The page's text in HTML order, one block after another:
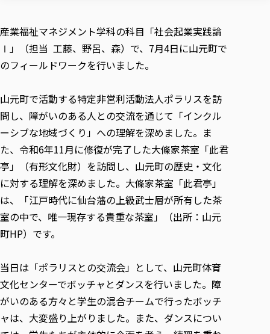
教職員募集
役員・評議員一覧
研究活動における不正行為の防止等に関する対応
大学広報誌「TFU Newsletter 東北福祉大学通信」
初年次教育（リエゾンゼミⅠ）について
お役立ち情報（リンク集）
放射線モニタリング測定結果（国見キャンパス）
事業計画／財務・事業報告
大学評価
IR情報
教職課程における情報の公表
学部・学科等設置計画履行状況報告書
情報公開規程
リハビリテーション学科
医療経営管理学科
情報福祉マネジメント学科
仏教専修科
大学院
大学院
総合福祉学研究科 社会福祉学専攻 修士課程
総合福祉学研究科 社会福祉学専攻 博士課程
総合福祉学研究科 福祉心理学専攻 修士課程
教育学研究科 教育学専攻 修士課程
通信教育部
通信教育部
通信制大学院 総合福祉学研究科 社会福祉学専攻 修士課程
通信制大学院 総合福祉学研究科 福祉心理学専攻 修士課程
カリキュラム（学部・大学院）
その他の就学機会
学びの特徴
学びの特徴
ICT教育
初年次教育（リエゾンゼミⅠ）
実学臨床教育（総合福祉学部のみ履修可能）
教育実践活動（教育学科学生のみ受講可能）
学びのサポート
学びのサポート
学費（学部学科）
東北福祉大学のキャリアサポート
進路・就職支援
東北福祉大学のキャリア教育
採用ご担当者様へ
採用ご担当者様へ
求人の受付について
単独学内説明会のご案内
在学生の方
資格取得報奨制度について
東北福祉大学求人・インターンシップ検索サイト（キャリタス
卒業生の方
卒業生の方
卒業後のキャリア支援体制
在学生による訪問、情報提供へのご協力のお願い
卒業生アンケート
よくあるご質問
東北福祉大学のDNA
在学生インタビュー
大学指定団体紹介
交換留学生 Exchange students
海外留学・研修
Prospective Students
学生支援センター国際交流の活動
スタッフ紹介
ニュース一覧
社会連携・研究 TOP
東北福祉大学の研究活動
東北福祉大学の研究紹介
共同研究等をご検討の皆様へ
東北福祉大学の紀要・リポジトリ
東北福祉大学の紀要・リポジトリ
研究紀要
教職研究
東北福祉大学教育・教職センター特別支援教育研究年報一覧
芹沢銈介美術工芸館年報
東北福祉大学機関リポジトリ
東北福祉大学オープンアクセス方針
産学・産学官連携
産学・産学官連携
「高齢者のフレイル予防及びデジタルデバイド解消に向けた産
高齢者施設特化型モジュラー車いす開発
学生参加 × 産学官連携 ～ 「行学一如」の実践
社会貢献・地域連携活動
社会貢献・地域連携活動
社会貢献への取り組み
社会貢献・地域連携活動報告書
各種社会貢献活動の窓口
JICA草の根技術協力事業
被災地の子ども支援活動
生涯学習・社会人講座
自治体・団体等との主な協定
自治体・団体等との主な協定
研究所について
研究者のご紹介
生涯教育・キャリア教育
生涯教育・キャリア教育TOP
生涯学習・社会人講座
月例TFU実学臨床研究セミナー
特別支援教育研究室
TFU教育フォーラム
関連法人
取材について
施設利用
同窓会
学内ポータルシステム
産業福祉マネジメント学科の科目「社会起業実践論
Ⅰ」（担当 工藤、野呂、森）で、7月4日に山元町で
のフィールドワークを行いました。
山元町で活動する特定非営利活動法人ポラリスを訪
問し、障がいのある人との交流を通じて「インクル
ーシブな地域づくり」への理解を深めました。ま
た、令和6年11月に修復が完了した大條家茶室「此君
亭」（有形文化財）を訪問し、山元町の歴史・文化
に対する理解を深めました。大條家茶室「此君亭」
は、「江戸時代に仙台藩の上級武士層が所有した茶
室の中で、唯一現存する貴重な茶室」（出所：山元
町HP）です。
当日は「ポラリスとの交流会」として、山元町体育
文化センターでボッチャとダンスを行いました。障
がいのある方々と学生の混合チームで行ったボッチ
ャは、大変盛り上がりました。また、ダンスについ